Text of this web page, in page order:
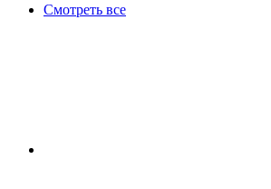
Смотреть все